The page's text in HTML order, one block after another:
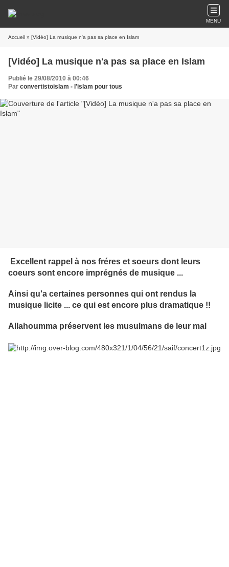
MENU
Accueil » [Vidéo] La musique n'a pas sa place en Islam
[Vidéo] La musique n'a pas sa place en Islam
Publié le 29/08/2010 à 00:46
Par convertistoislam - l'islam pour tous
Excellent rappel à nos fréres et soeurs dont leurs
coeurs sont encore imprégnés de musique ...
Ainsi qu'a certaines personnes qui ont rendus la
musique licite ... ce qui est encore plus dramatique !!
Allahoumma préservent les musulmans de leur mal